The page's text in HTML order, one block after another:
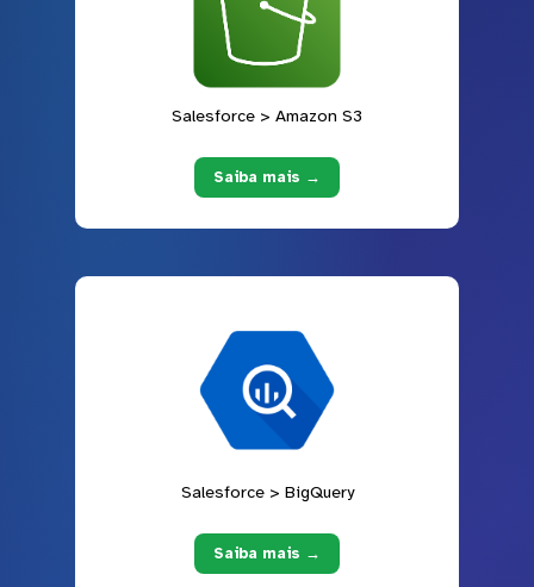
Salesforce > Amazon S3
Saiba mais →
Salesforce > BigQuery
Saiba mais →